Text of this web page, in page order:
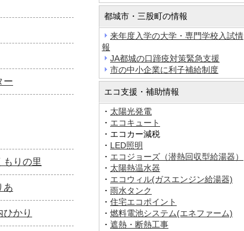
ー
りの里
あ
かり
都城市・三股町の情報
来年度入学の大学・専門学校入試情
報
JA都城の口蹄疫対策緊急支援
市の中小企業に利子補給制度
エコ支援・補助情報
・ 太陽光発電
・ エコキュート
・エコカー減税
・ LED照明
・ エコジョーズ（潜熱回収型給湯器）
・ 太陽熱温水器
・ エコウィル(ガスエンジン給湯器)
・ 雨水タンク
・ 住宅エコポイント
・ 燃料電池システム(エネファーム)
・ 遮熱・断熱工事